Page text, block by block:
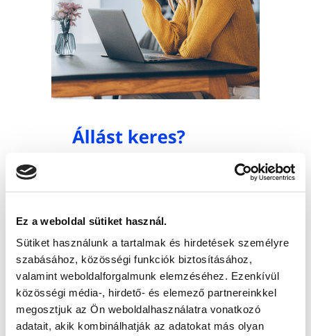
Ez a weboldal sütiket használ.
Sütiket használunk a tartalmak és hirdetések személyre
szabásához, közösségi funkciók biztosításához,
valamint weboldalforgalmunk elemzéséhez. Ezenkívül
közösségi média-, hirdető- és elemező partnereinkkel
megosztjuk az Ön weboldalhasználatra vonatkozó
adatait, akik kombinálhatják az adatokat más olyan